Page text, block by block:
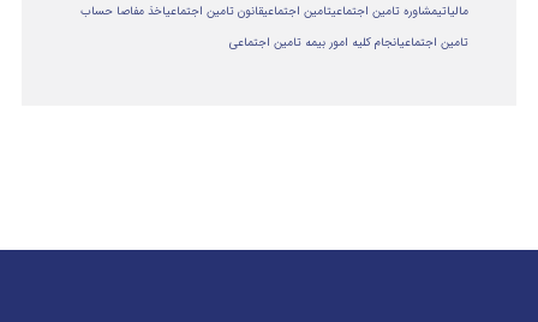
مالياتيمشاوره تامین اجتماعیتامین اجتماعیقانون تامین اجتماعیاخذ مفاصا حساب
تامین اجتماعیانجام کلیه امور بیمه تامین اجتماعی